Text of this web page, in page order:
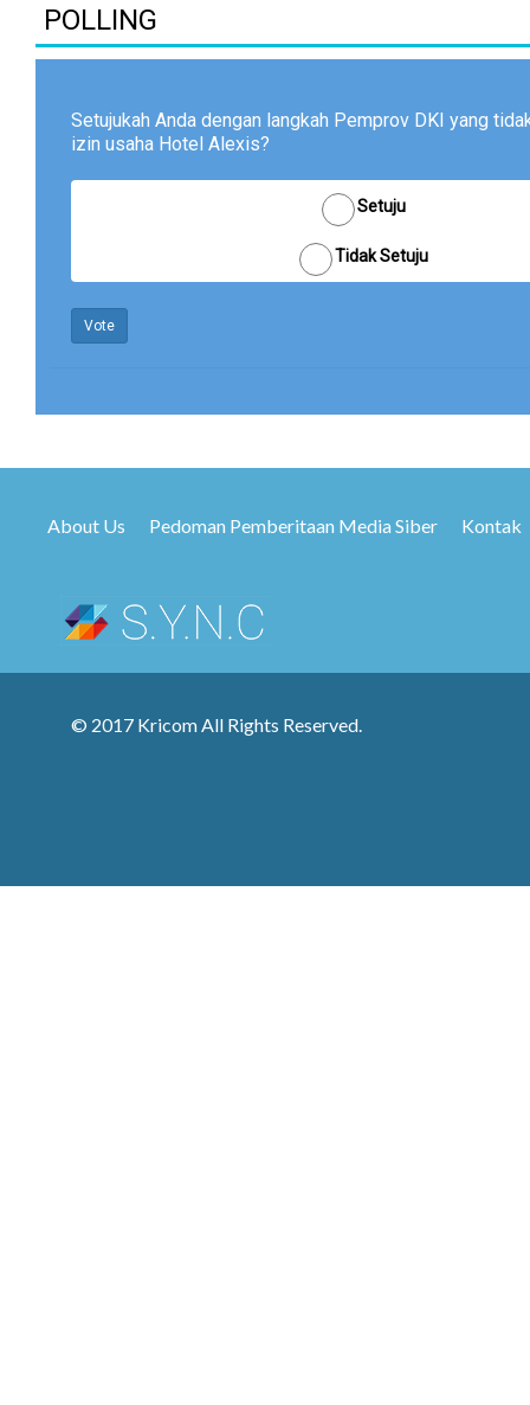
POLLING
Setujukah Anda dengan langkah Pemprov DKI yang
izin usaha Hotel Alexis?
Setuju
Tidak Setuju
Vote
About Us Pedoman Pemberitaan Media Siber Kontak
© 2017 Kricom All Rights Reserved.